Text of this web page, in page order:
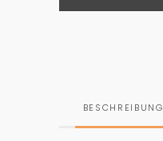
BESCHREIBUNG